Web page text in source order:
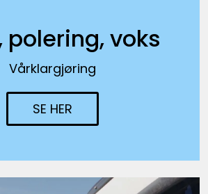
polering, voks
Vårklargjøring
SE HER